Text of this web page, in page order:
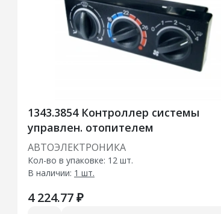
1343.3854 Контроллер системы
управлен. отопителем
АВТОЭЛЕКТРОНИКА
Кол-во в упаковке: 12 шт.
В наличии: 1 шт.
4 224.77 ₽